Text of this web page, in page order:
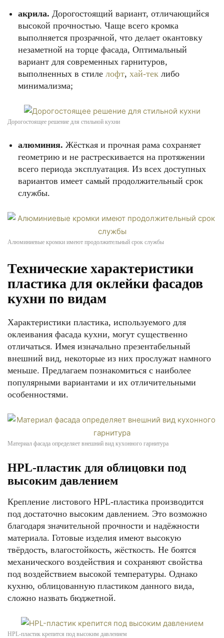
акрила. Дорогостоящий вариант, отличающийся
высокой прочностью. Чаще всего кромка
выполняется прозрачной, что делает окантовку
незаметной на торце фасада, Оптимальный
вариант для современных гарнитуров,
выполненных в стиле лофт, хай-тек либо
минимализма;
Дорогостоящее решение для стильной кухни
алюминия. Жёсткая и прочная рама сохраняет
геометрию и не растрескивается на протяжении
всего периода эксплуатация. Из всех доступных
вариантов имеет самый продолжительный срок
службы.
Алюминиевые кромки имеют продолжительный срок службы
Технические характеристики
пластика для оклейки фасадов
кухни по видам
Характеристики пластика, используемого для
оклеивания фасада кухни, могут существенно
отличаться. Имея изначально презентабельный
внешний вид, некоторые из них прослужат намного
меньше. Предлагаем познакомиться с наиболее
популярными вариантами и их отличительными
особенностями.
Материал фасада определяет внешний вид кухонного гарнитура
HPL-пластик для облицовки под
высоким давлением
Крепление листового HPL-пластика производится
под достаточно высоким давлением. Это возможно
благодаря значительной прочности и надёжности
материала. Готовые изделия имеют высокую
твёрдость, влагостойкость, жёсткость. Не боятся
механического воздействия и сохраняют свойства
под воздействием высокой температуры. Однако
кухню, облицованную пластиком данного вида,
сложно назвать бюджетной.
HPL-пластик крепится под высоким давлением